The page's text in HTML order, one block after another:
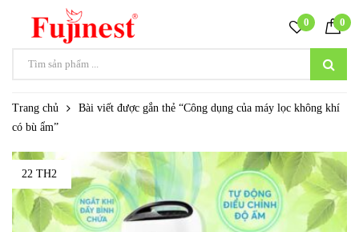
0 0
Trang chủ
Bài viết được gắn thẻ “Công dụng của máy lọc không khí
có bù ẩm”
22 TH2